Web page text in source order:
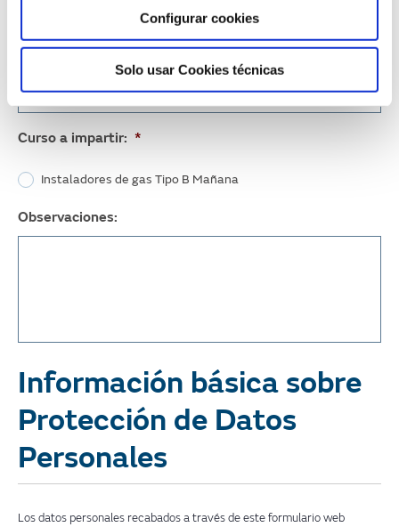
Configurar cookies
Solo usar Cookies técnicas
Curso a impartir: *
Instaladores de gas Tipo B Mañana
Observaciones:
Información básica sobre
Protección de Datos
Personales
Los datos personales recabados a través de este formulario web